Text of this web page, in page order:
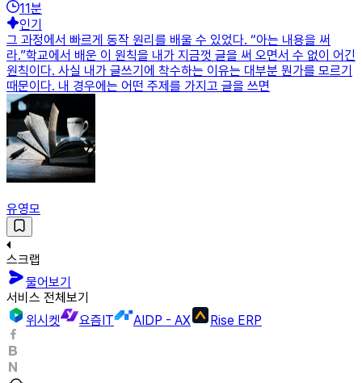
11분
인기
그 과정에서 빠르게 동작 원리를 배울 수 있었다. “아는 내용을 써
라.”학교에서 배운 이 원칙을 내가 지금껏 글을 써 오면서 수 없이 어긴
원칙이다. 사실 내가 글쓰기에 착수하는 이유는 대부분 뭔가를 모르기
때문이다. 내 경우에는 어떤 주제를 가지고 글을 쓰면
유영모
스크랩
물어보기
서비스 전체보기
위시켓
요즘IT AIDP - AX Rise ERP